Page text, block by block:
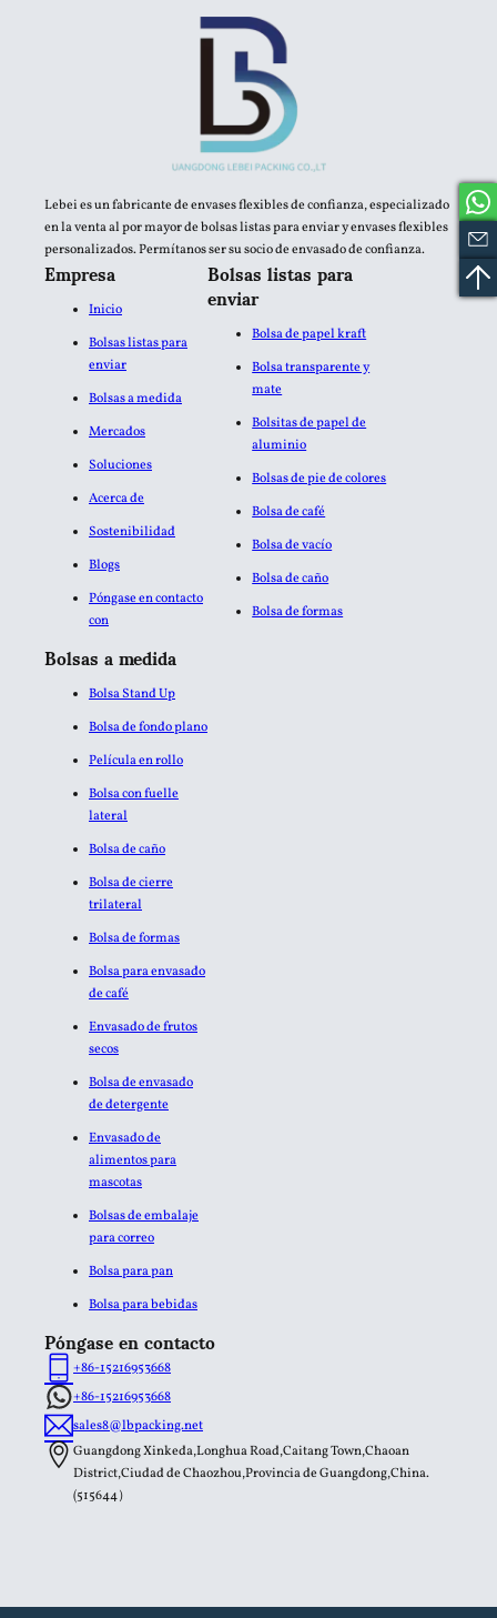
Lebei es un fabricante de envases flexibles de confianza, especializado
en la venta al por mayor de bolsas listas para enviar y envases flexibles
personalizados. Permítanos ser su socio de envasado de confianza.
Empresa
Inicio
Bolsas listas para
enviar
Bolsas a medida
Mercados
Soluciones
Acerca de
Sostenibilidad
Blogs
Póngase en contacto
con
Bolsas listas para
enviar
Bolsa de papel kraft
Bolsa transparente y
mate
Bolsitas de papel de
aluminio​
Bolsas de pie de colores
Bolsa de café
Bolsa de vacío
Bolsa de caño
Bolsa de formas
Bolsas a medida
Bolsa Stand Up
Bolsa de fondo plano
Película en rollo
Bolsa con fuelle
lateral
Bolsa de caño
Bolsa de cierre
trilateral
Bolsa de formas
Bolsa para envasado
de café
Envasado de frutos
secos
Bolsa de envasado
de detergente
Envasado de
alimentos para
mascotas
Bolsas de embalaje
para correo
Bolsa para pan
Bolsa para bebidas
Póngase en contacto
+86-15216953668
+86-15216953668
sales8@lbpacking.net
Guangdong Xinkeda,Longhua Road,Caitang Town,Chaoan
District,Ciudad de Chaozhou,Provincia de Guangdong,China.
(515644）